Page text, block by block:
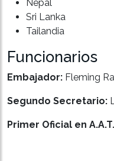
Nepal
Sri Lanka
Tailandia
Funcionarios
Embajador: Fleming
Segundo Secretario:
Primer Oficial en